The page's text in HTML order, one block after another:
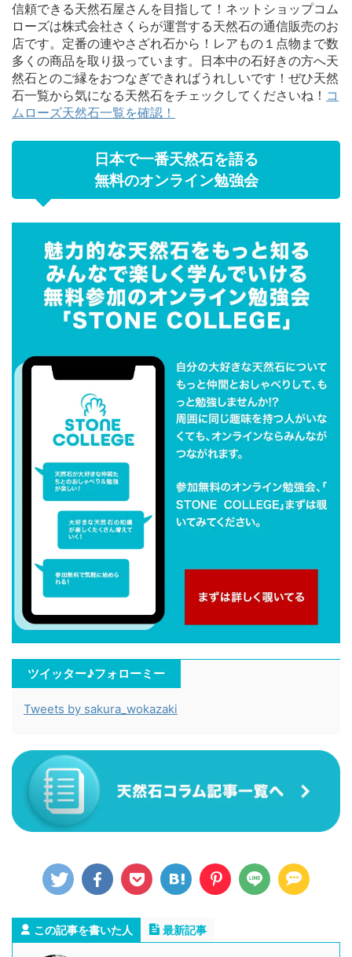
信頼できる天然石屋さんを目指して！ネットショップコム
ローズは株式会社さくらが運営する天然石の通信販売のお
店です。定番の連やさざれ石から！レアもの１点物まで数
多くの商品を取り扱っています。日本中の石好きの方へ天
然石とのご縁をおつなぎできればうれしいです！ぜひ天然
石一覧から気になる天然石をチェックしてくださいね！ コ
ムローズ天然石一覧を確認！
日本で一番天然石を語る
無料のオンライン勉強会
ツイッター♪フォローミー
Tweets by sakura_wokazaki
この記事を書いた人 最新記事